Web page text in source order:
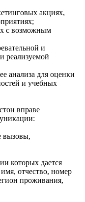
акциях,
с возможным
и
реализуемой
анализа для оценки
и учебных
вправе
вызовы,
которых дается
отчество, номер
проживания,